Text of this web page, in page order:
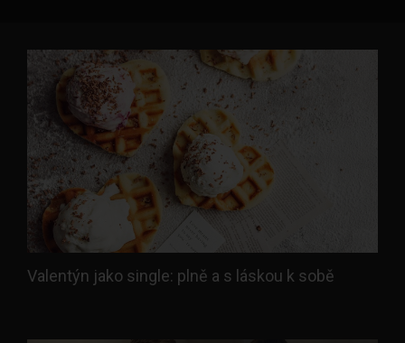
Valentýn jako single: plně a s láskou k sobě